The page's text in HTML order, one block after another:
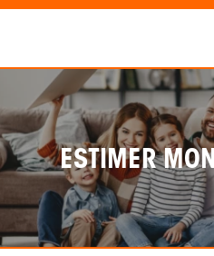
ESTIMER